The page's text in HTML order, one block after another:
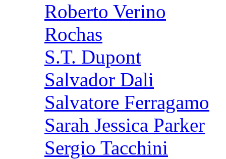
Roberto Verino
Rochas
S.T. Dupont
Salvador Dali
Salvatore Ferragamo
Sarah Jessica Parker
Sergio Tacchini